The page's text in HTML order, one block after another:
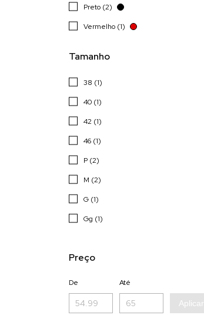
Preto (2)
Vermelho (1)
Tamanho
38 (1)
40 (1)
42 (1)
46 (1)
P (2)
M (2)
G (1)
Gg (1)
Preço
De Até
Aplicar